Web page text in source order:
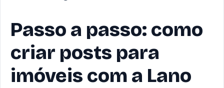
Passo a passo: como
criar posts para
imóveis com a Lano